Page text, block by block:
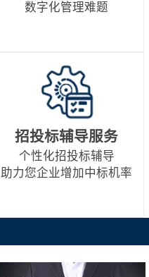
数字化管理难题
招投标辅导服务
个性化招投标辅导
助力您企业增加中标机率